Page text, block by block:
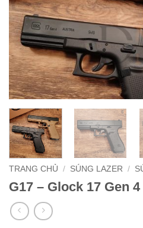
TRANG CHỦ / SÚNG LAZER /
G17 – Glock 17 Gen